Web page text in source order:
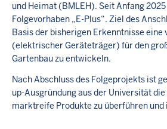
und Heimat (BMLEH). Seit Anfang
Folgevorhaben „E-Plus“. Ziel des
Basis der bisherigen Erkenntnisse
(elektrischer Geräteträger) für den
Gartenbau zu entwickeln.
Nach Abschluss des Folgeprojekts ist
up-Ausgründung aus der Universität
marktreife Produkte zu überführen und